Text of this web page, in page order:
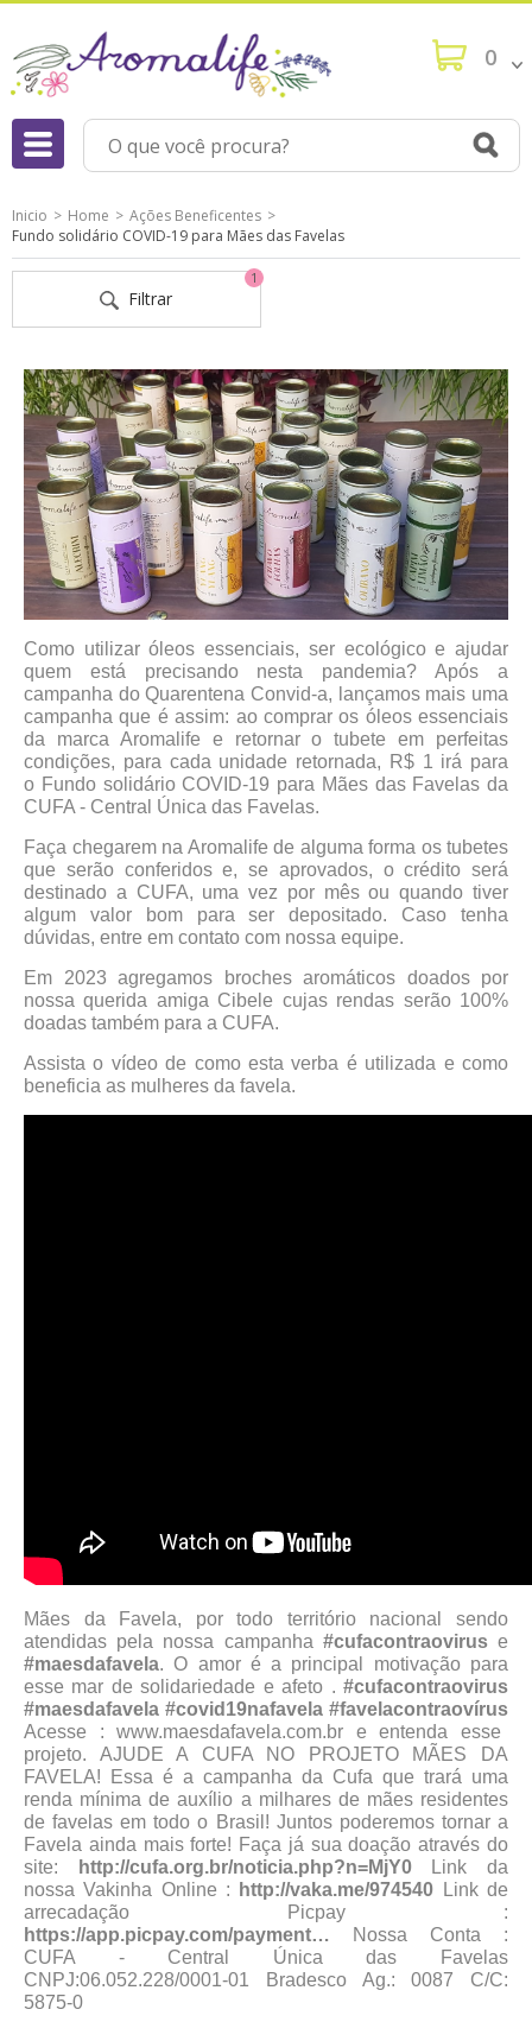
0
Filtrar
1
Inicio Home
Ações Beneficentes
Fundo solidário COVID-19 para Mães das Favelas
Como utilizar óleos essenciais, ser ecológico e ajudar
quem está precisando nesta pandemia? Após a
campanha do Quarentena Convid-a, lançamos mais uma
campanha que é assim: ao comprar os óleos essenciais
da marca Aromalife e retornar o tubete em perfeitas
condições, para cada unidade retornada, R$ 1 irá para
o Fundo solidário COVID-19 para Mães das Favelas da
CUFA - Central Única das Favelas.
Faça chegarem na Aromalife de alguma forma os tubetes
que serão conferidos e, se aprovados, o crédito será
destinado a CUFA, uma vez por mês ou quando tiver
algum valor bom para ser depositado. Caso tenha
dúvidas, entre em contato com nossa equipe.
Em 2023 agregamos broches aromáticos doados por
nossa querida amiga Cibele cujas rendas serão 100%
doadas também para a CUFA.
Assista o vídeo de como esta verba é utilizada e como
beneficia as mulheres da favela.
Mães da Favela, por todo território nacional sendo
atendidas pela nossa campanha #cufacontraoviruse
#maesdafavela. O amor é a principal motivação para
esse mar de solidariedade e afeto . #cufacontraovirus
#maesdafavela #covid19nafavela #favelacontraovírus
Acesse : www.maesdafavela.com.br e entenda esse
projeto. AJUDE A CUFA NO PROJETO MÃES DA
FAVELA! Essa é a campanha da Cufa que trará uma
renda mínima de auxílio a milhares de mães residentes
de favelas em todo o Brasil! Juntos poderemos tornar a
Favela ainda mais forte! Faça já sua doação através do
site:
http://cufa.org.br/noticia.php?n=MjY0Link da
nossa Vakinha Online :
http://vaka.me/974540 Link de
arrecadação Picpay :
https://app.picpay.com/payment… Nossa Conta :
CUFA - Central Única das Favelas
CNPJ:06.052.228/0001-01 Bradesco Ag.: 0087 C/C:
5875-0